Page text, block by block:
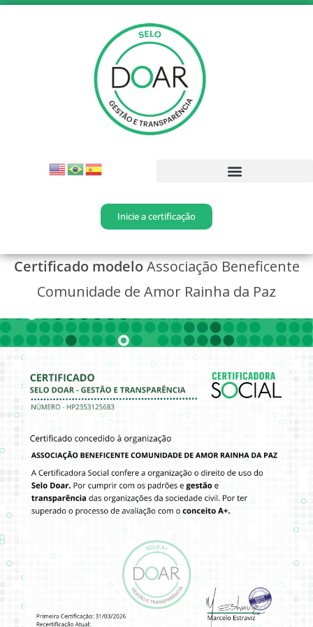
Inicie a certificação
Certificado modeloAssociação Beneficente
Comunidade de Amor Rainha da Paz